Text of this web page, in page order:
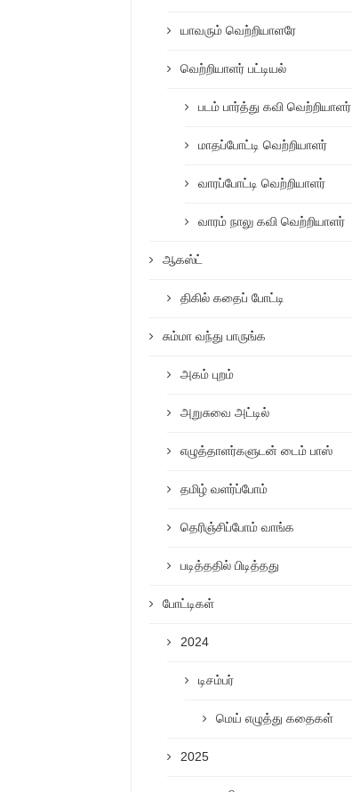
யாவரும் வெற்றியாளரே
வெற்றியாளர் பட்டியல்
படம் பார்த்து கவி வெற்றியாளர்
மாதப்போட்டி வெற்றியாளர்
வாரப்போட்டி வெற்றியாளர்
வாரம் நாலு கவி வெற்றியாளர்
ஆகஸ்ட்
திகில் கதைப் போட்டி
சும்மா வந்து பாருங்க
அகம் புறம்
அறுசுவை அட்டில்
எழுத்தாளர்களுடன் டைம் பாஸ்
தமிழ் வளர்ப்போம்
தெரிஞ்சிப்போம் வாங்க
படித்ததில் பிடித்தது
போட்டிகள்
2024
டிசம்பர்
மெய் எழுத்து கதைகள்
2025